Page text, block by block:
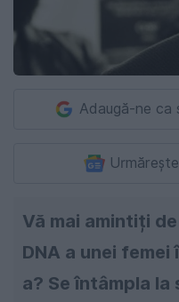
Adaugă-ne ca
Vă mai amintiți
DNA a unei
a? Se întâmpla